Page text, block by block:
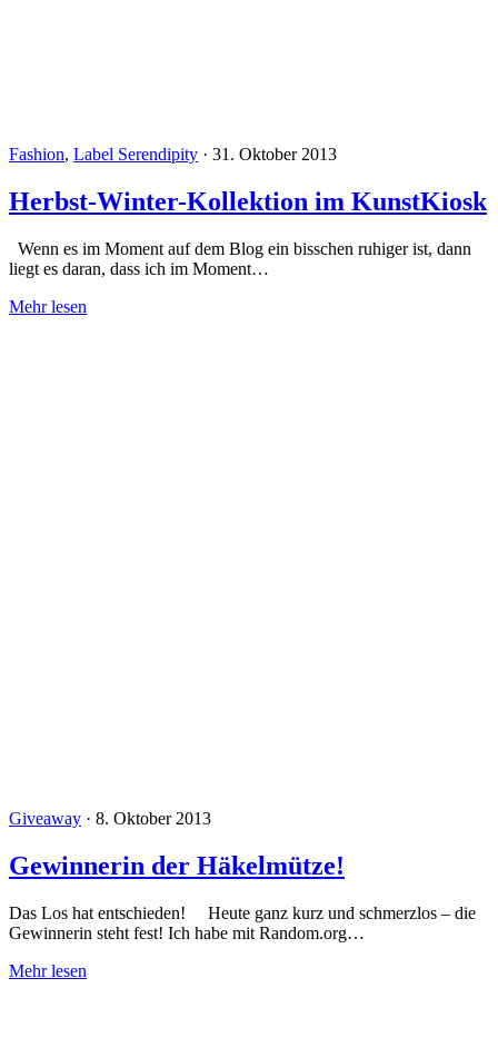
Fashion, Label Serendipity · 31. Oktober 2013
Herbst-Winter-Kollektion im KunstKiosk
Wenn es im Moment auf dem Blog ein bisschen ruhiger ist, dann
liegt es daran, dass ich im Moment…
Mehr lesen
Giveaway · 8. Oktober 2013
Gewinnerin der Häkelmütze!
Das Los hat entschieden! Heute ganz kurz und schmerzlos – die
Gewinnerin steht fest! Ich habe mit Random.org…
Mehr lesen